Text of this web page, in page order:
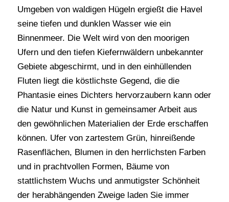
Umgeben von waldigen Hügeln ergießt die Havel
seine tiefen und dunklen Wasser wie ein
Binnenmeer. Die Welt wird von den moorigen
Ufern und den tiefen Kiefernwäldern unbekannter
Gebiete abgeschirmt, und in den einhüllenden
Fluten liegt die köstlichste Gegend, die die
Phantasie eines Dichters hervorzaubern kann oder
die Natur und Kunst in gemeinsamer Arbeit aus
den gewöhnlichen Materialien der Erde erschaffen
können. Ufer von zartestem Grün, hinreißende
Rasenflächen, Blumen in den herrlichsten Farben
und in prachtvollen Formen, Bäume von
stattlichstem Wuchs und anmutigster Schönheit
der herabhängenden Zweige laden Sie immer